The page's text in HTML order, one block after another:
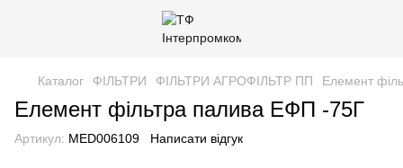
Каталог ФІЛЬТРИ ФІЛЬТРИ АГРОФІЛЬТР ПП Елемент
Елемент фільтра палива ЕФП -75Г
Артикул: MED006109 Написати відгук